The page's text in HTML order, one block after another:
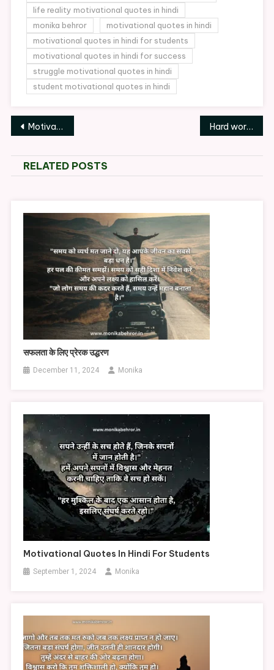
life reality motivational quotes in hindi
monika behror
motivational quotes in hindi
motivational quotes in hindi for students
motivational quotes in hindi for success
struggle motivational quotes in hindi
student motivational quotes in hindi
Post
navigation
Motivation shayari in Hindi Hard work student Motivational quotes in Hindi
RELATED POSTS
सफलता के लिए प्रेरक उद्धरण
December 11, 2024 Monika
Motivational Quotes In Hindi For Students
September 1, 2024 Monika